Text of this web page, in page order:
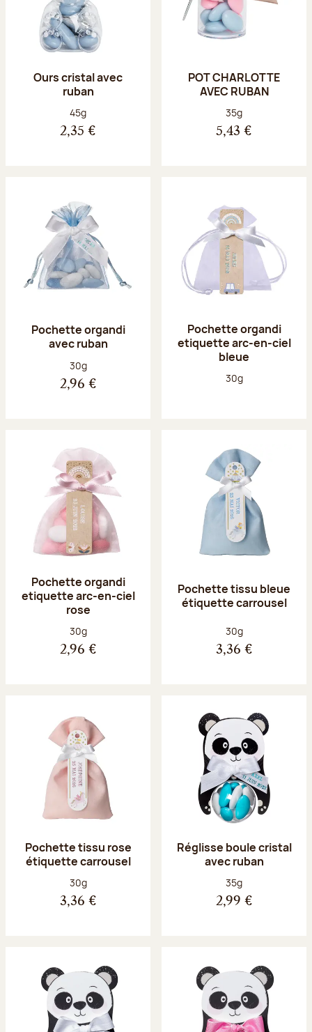
Ours cristal avec
ruban
Poids net :
45g
2,35 €
POT CHARLOTTE
AVEC RUBAN
Poids net :
35g
5,43 €
Pochette organdi
avec ruban
Poids net :
30g
2,96 €
Pochette organdi
etiquette arc-en-ciel
bleue
Poids net :
30g
Pochette organdi
etiquette arc-en-ciel
rose
Poids net :
30g
2,96 €
Pochette tissu bleue
étiquette carrousel
Poids net :
30g
3,36 €
Pochette tissu rose
étiquette carrousel
Poids net :
30g
3,36 €
Réglisse boule cristal
avec ruban
Poids net :
35g
2,99 €